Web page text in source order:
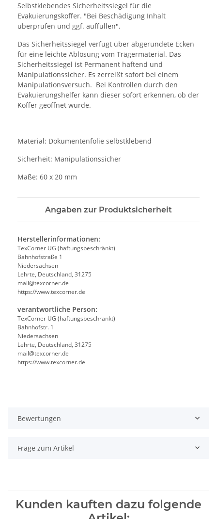
Selbstklebendes Sicherheitssiegel für die
Evakuierungskoffer. "Bei Beschädigung Inhalt
überprüfen und ggf. auffüllen".
Das Sicherheitssiegel verfügt über abgerundete Ecken
für eine leichte Ablösung vom Trägermaterial. Das
Sicherheitssiegel ist Permanent haftend und
Manipulationssicher. Es zerreißt sofort bei einem
Manipulationsversuch. Bei Kontrollen durch den
Evakuierungshelfer kann dieser sofort erkennen, ob der
Koffer geöffnet wurde.
Material: Dokumentenfolie selbstklebend
Sicherheit: Manipulationssicher
Maße: 60 x 20 mm
Angaben zur Produktsicherheit
Herstellerinformationen:
TexCorner UG (haftungsbeschränkt)
Bahnhofstraße 1
Niedersachsen
Lehrte, Deutschland, 31275
mail@texcorner.de
https://www.texcorner.de
verantwortliche Person:
TexCorner UG (haftungsbeschränkt)
Bahnhofstr. 1
Niedersachsen
Lehrte, Deutschland, 31275
mail@texcorner.de
https://www.texcorner.de
Bewertungen
Frage zum Artikel
Kunden kauften dazu folgende